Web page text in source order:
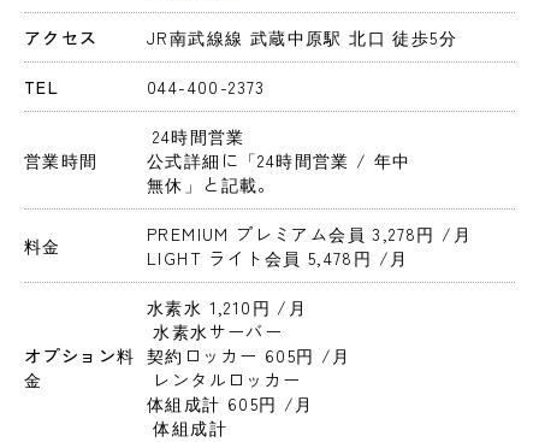
アクセス JR南武線線 武蔵中原駅 北口 徒歩5分
TEL 044-400-2373
営業時間
24時間営業
公式詳細に「24時間営業 / 年中
無休」と記載。
料金 PREMIUM プレミアム会員 3,278円 /月
LIGHT ライト会員 5,478円 /月
オプション料
金
水素水 1,210円 /月
水素水サーバー
契約ロッカー 605円 /月
レンタルロッカー
体組成計 605円 /月
体組成計